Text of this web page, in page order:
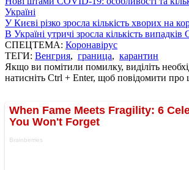
Україні
У Києві різко зросла кількість хворих на
В Україні утричі зросла кількість
СПЕЦТЕМА: Коронавірус
ТЕГИ: Венгрия, граница, карантин
Якщо ви помітили помилку, виділіть
натисніть Ctrl + Enter, щоб повідомити про